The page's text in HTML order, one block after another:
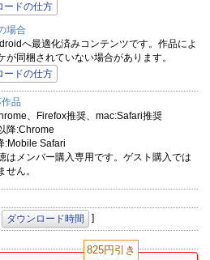
ードの仕方
場合
へ最適化済みコンテンツです。作品によ
が同梱されていない場合があります。
ードの仕方
品
、Firefox推奨、mac:Safari推奨
降:Chrome
:Mobile Safari
はメンバー購入専用です。ゲスト購入では
せん。
ダウンロード時間
]
825円引き